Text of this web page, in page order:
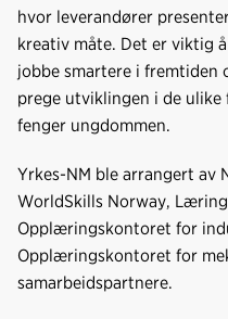
hvor leverandører
kreativ måte. Det er viktig
jobbe smartere i fremtiden
prege utviklingen i de ulike
fenger ungdommen.
Yrkes-NM ble arrangert av
WorldSkills Norway,
Opplæringskontoret for
Opplæringskontoret for
samarbeidspartnere.